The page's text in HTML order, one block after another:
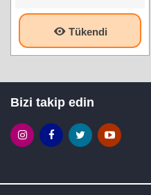
Tükendi
Bizi takip edin